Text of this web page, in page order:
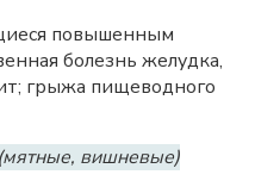
повышенным
болезнь желудка,
грыжа пищеводного
вишневые)